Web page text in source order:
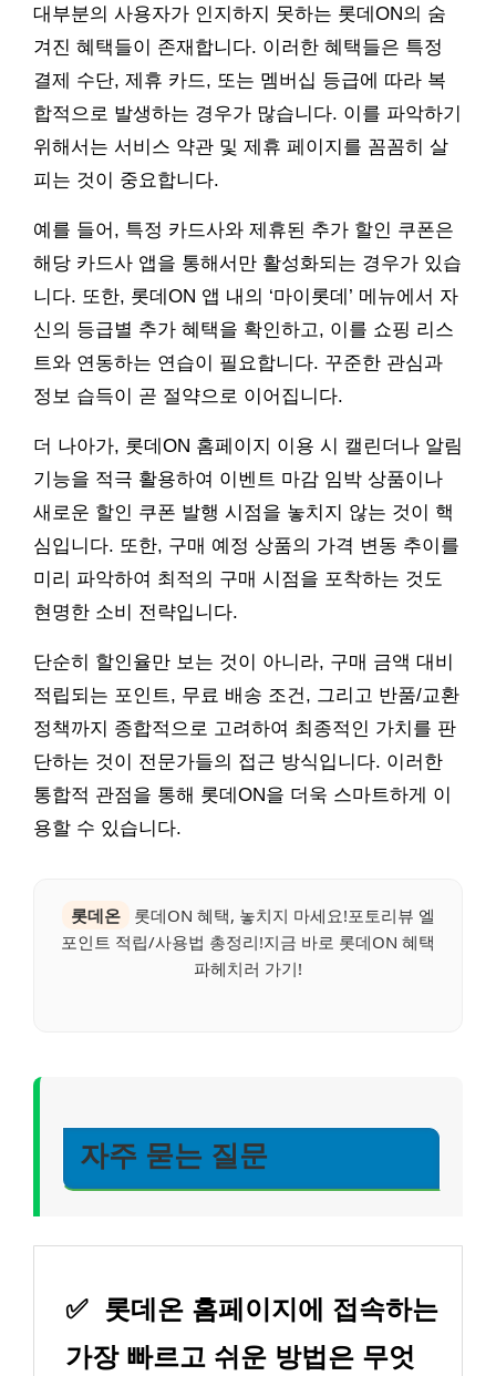
대부분의 사용자가 인지하지 못하는 롯데ON의 숨
겨진 혜택들이 존재합니다. 이러한 혜택들은 특정
결제 수단, 제휴 카드, 또는 멤버십 등급에 따라 복
합적으로 발생하는 경우가 많습니다. 이를 파악하기
위해서는 서비스 약관 및 제휴 페이지를 꼼꼼히 살
피는 것이 중요합니다.
예를 들어, 특정 카드사와 제휴된 추가 할인 쿠폰은
해당 카드사 앱을 통해서만 활성화되는 경우가 있습
니다. 또한, 롯데ON 앱 내의 ‘마이롯데’ 메뉴에서 자
신의 등급별 추가 혜택을 확인하고, 이를 쇼핑 리스
트와 연동하는 연습이 필요합니다. 꾸준한 관심과
정보 습득이 곧 절약으로 이어집니다.
더 나아가, 롯데ON 홈페이지 이용 시 캘린더나 알림
기능을 적극 활용하여 이벤트 마감 임박 상품이나
새로운 할인 쿠폰 발행 시점을 놓치지 않는 것이 핵
심입니다. 또한, 구매 예정 상품의 가격 변동 추이를
미리 파악하여 최적의 구매 시점을 포착하는 것도
현명한 소비 전략입니다.
단순히 할인율만 보는 것이 아니라, 구매 금액 대비
적립되는 포인트, 무료 배송 조건, 그리고 반품/교환
정책까지 종합적으로 고려하여 최종적인 가치를 판
단하는 것이 전문가들의 접근 방식입니다. 이러한
통합적 관점을 통해 롯데ON을 더욱 스마트하게 이
용할 수 있습니다.
롯데온
롯데ON 혜택, 놓치지 마세요!포토리뷰 엘
포인트 적립/사용법 총정리!지금 바로 롯데ON 혜택
파헤치러 가기!
자주 묻는 질문
✅ 롯데온 홈페이지에 접속하는
가장 빠르고 쉬운 방법은 무엇